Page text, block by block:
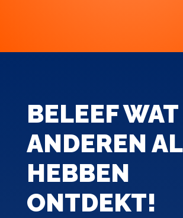
BELEEF WAT
ANDEREN AL
HEBBEN
ONTDEKT!